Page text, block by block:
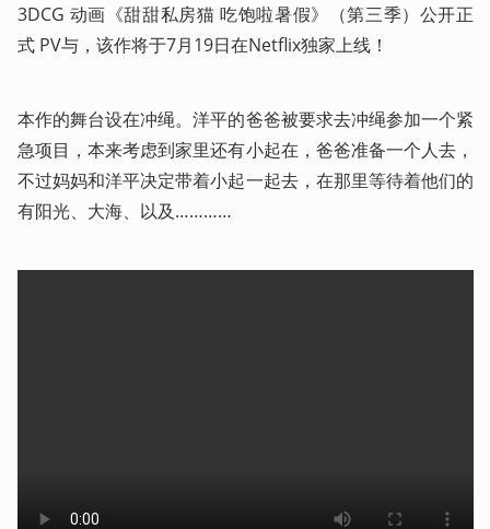
3DCG 动画《甜甜私房猫 吃饱啦暑假》（第三季）公开正
式 PV与，该作将于7月19日在Netflix独家上线！
本作的舞台设在冲绳。洋平的爸爸被要求去冲绳参加一个紧
急项目，本来考虑到家里还有小起在，爸爸准备一个人去，
不过妈妈和洋平决定带着小起一起去，在那里等待着他们的
有阳光、大海、以及…………